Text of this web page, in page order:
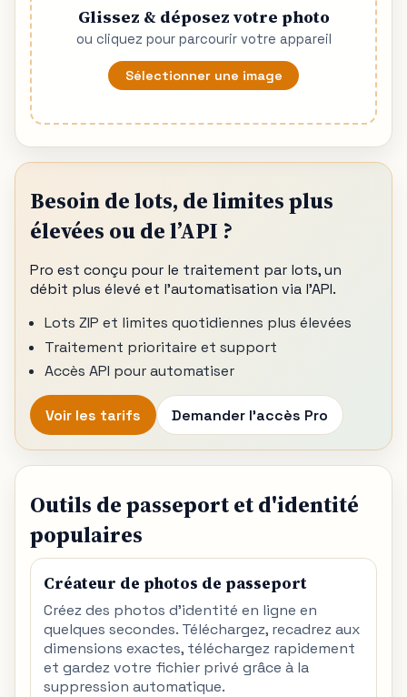
Glissez & déposez votre photo
ou cliquez pour parcourir votre appareil
Sélectionner une image
Besoin de lots, de limites plus
élevées ou de l’API ?
Pro est conçu pour le traitement par lots, un
débit plus élevé et l’automatisation via l’API.
Lots ZIP et limites quotidiennes plus élevées
Traitement prioritaire et support
Accès API pour automatiser
Voir les tarifs Demander l’accès Pro
Outils de passeport et d'identité
populaires
Créateur de photos de passeport
Créez des photos d'identité en ligne en
quelques secondes. Téléchargez, recadrez aux
dimensions exactes, téléchargez rapidement
et gardez votre fichier privé grâce à la
suppression automatique.